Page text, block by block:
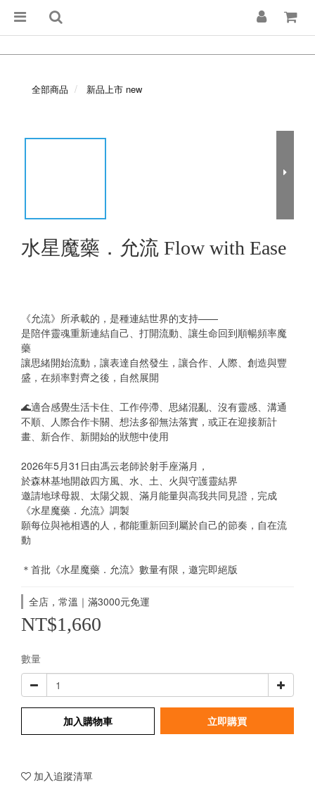
全部商品 新品上市 new
水星魔藥．允流 Flow with Ease
《允流》所承載的，是種連結世界的支持——
是陪伴靈魂重新連結自己、打開流動、讓生命回到順暢頻率魔
藥
讓思緒開始流動，讓表達自然發生，讓合作、人際、創造與豐
盛，在頻率對齊之後，自然展開
🌊適合感覺生活卡住、工作停滯、思緒混亂、沒有靈感、溝通
不順、人際合作卡關、想法多卻無法落實，或正在迎接新計
畫、新合作、新開始的狀態中使用
2026年5月31日由馮云老師於射手座滿月，
於森林基地開啟四方風、水、土、火與守護靈結界
邀請地球母親、太陽父親、滿月能量與高我共同見證，完成
《水星魔藥．允流》調製
願每位與祂相遇的人，都能重新回到屬於自己的節奏，自在流
動
＊首批《水星魔藥．允流》數量有限，邀完即絕版
全店，常溫｜滿3000元免運
NT$1,660
數量
加入購物車 立即購買
加入追蹤清單